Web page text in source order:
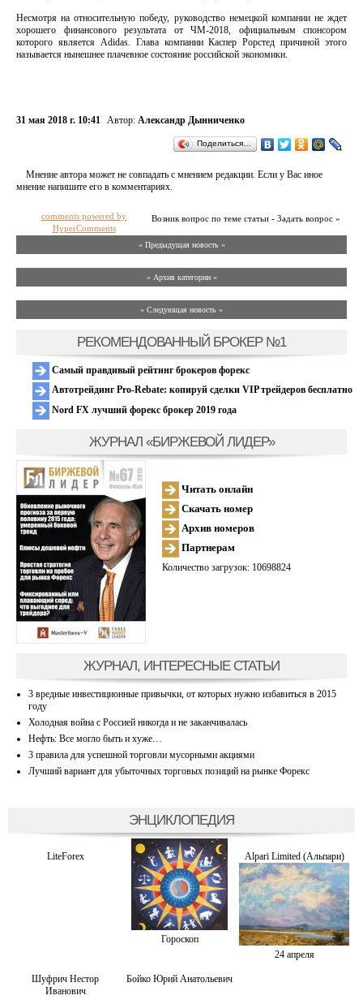
Несмотря на относительную победу, руководство немецкой компании не ждет
хорошего финансового результата от ЧМ-2018, официальным спонсором
которого является Adidas. Глава компании Каспер Рорстед причиной этого
называется нынешнее плачевное состояние российской экономики.
31 мая 2018 г. 10:41 Автор: Александр Дынниченко
Поделиться…
Мнение автора может не совпадать с мнением редакции. Если у Вас иное
мнение напишите его в комментариях.
Возник вопрос по теме статьи - Задать вопрос »
comments powered by
HyperComments
« Предыдущая новость «
» Архив категории «
» Следующая новость »
РЕКОМЕНДОВАННЫЙ БРОКЕР №1
Самый правдивый рейтинг брокеров форекс
Автотрейдинг Pro-Rebate: копируй сделки VIP трейдеров бесплатно
Nord FX лучший форекс брокер 2019 года
ЖУРНАЛ «БИРЖЕВОЙ ЛИДЕР»
Читать онлайн
Скачать номер
Архив номеров
Партнерам
Количество загрузок: 10698824
ЖУРНАЛ, ИНТЕРЕСНЫЕ СТАТЬИ
3 вредные инвестиционные привычки, от которых нужно избавиться в 2015
году
Холодная война с Россией никогда и не заканчивалась
Нефть: Все могло быть и хуже…
3 правила для успешной торговли мусорными акциями
Лучший вариант для убыточных торговых позиций на рынке Форекс
ЭНЦИКЛОПЕДИЯ
LiteForex
Гороскоп
Alpari Limited (Альпари)
24 апреля
Шуфрич Нестор
Иванович
Бойко Юрий Анатольевич